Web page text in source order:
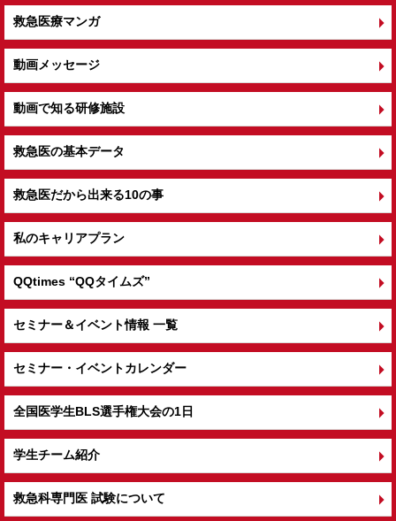
救急医療マンガ
動画メッセージ
動画で知る研修施設
救急医の基本データ
救急医だから出来る10の事
私のキャリアプラン
QQtimes “QQタイムズ”
セミナー＆イベント情報 一覧
セミナー・イベントカレンダー
全国医学生BLS選手権大会の1日
学生チーム紹介
救急科専門医 試験について